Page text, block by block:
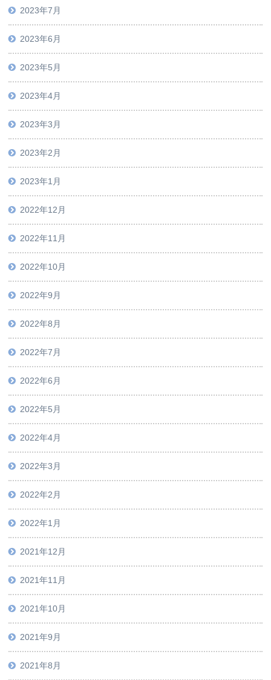
2023年7月
2023年6月
2023年5月
2023年4月
2023年3月
2023年2月
2023年1月
2022年12月
2022年11月
2022年10月
2022年9月
2022年8月
2022年7月
2022年6月
2022年5月
2022年4月
2022年3月
2022年2月
2022年1月
2021年12月
2021年11月
2021年10月
2021年9月
2021年8月